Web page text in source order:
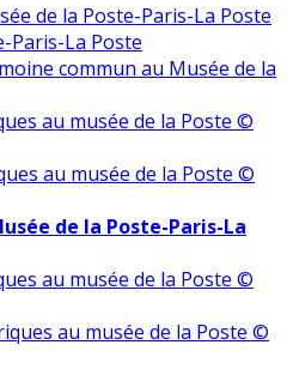
de la Poste-Paris-La Poste
Paris-La Poste
commun au Musée de la
au musée de la Poste ©
au musée de la Poste ©
de la Poste-Paris-La
au musée de la Poste ©
au musée de la Poste ©